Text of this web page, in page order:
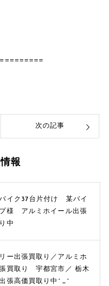
次の記事
報
イク37台片付け 某バイ
様 アルミホイール出張
中
ー出張買取り／アルミホ
買取り 宇都宮市／ 栃木
張高価買取り中^_^